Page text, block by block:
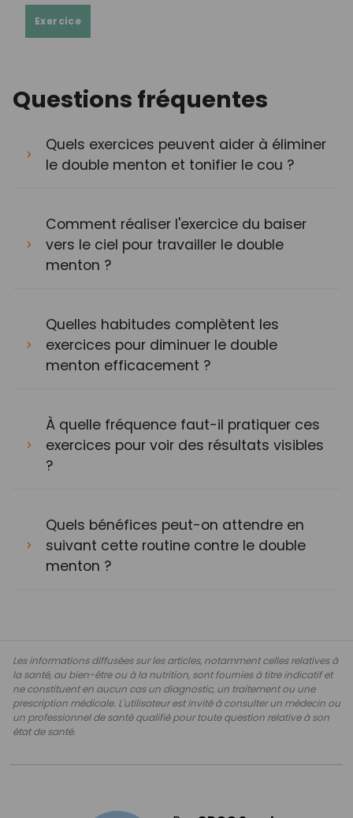
Exercice
Questions fréquentes
Quels exercices peuvent aider à éliminer
le double menton et tonifier le cou ?
Comment réaliser l'exercice du baiser
vers le ciel pour travailler le double
menton ?
Quelles habitudes complètent les
exercices pour diminuer le double
menton efficacement ?
À quelle fréquence faut-il pratiquer ces
exercices pour voir des résultats visibles
?
Quels bénéfices peut-on attendre en
suivant cette routine contre le double
menton ?
Les informations diffusées sur les articles, notamment celles relatives à
la santé, au bien-être ou à la nutrition, sont fournies à titre indicatif et
ne constituent en aucun cas un diagnostic, un traitement ou une
prescription médicale. L'utilisateur est invité à consulter un médecin ou
un professionnel de santé qualifié pour toute question relative à son
état de santé.